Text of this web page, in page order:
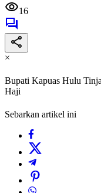
16
×
Bupati Kapuas Hulu
Haji
Sebarkan artikel ini